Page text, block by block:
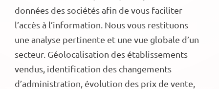
données des sociétés afin de vous faciliter
l’accès à l’information. Nous vous restituons
une analyse pertinente et une vue globale d’un
secteur. Géolocalisation des établissements
vendus, identification des changements
d’administration, évolution des prix de vente,